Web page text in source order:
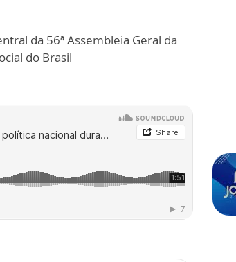
da 56ª Assembleia Geral da
do Brasil